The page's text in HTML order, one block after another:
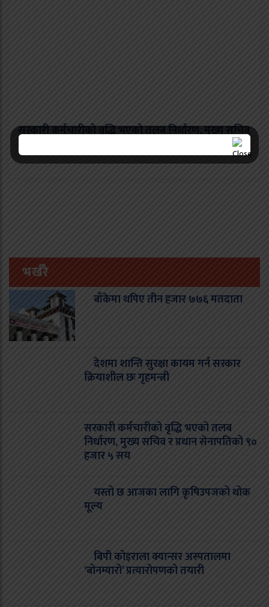
सरकारी कर्मचारीको वृद्धि भएको तलब निर्धारण, मुख्य सचिव
भर्खरै
बाँकेमा थपिए तीन हजार ७७६ मतदाता
देशमा शान्ति सुरक्षा कायम गर्न सरकार
क्रियाशील छः गृहमन्त्री
सरकारी कर्मचारीको वृद्धि भएको तलब
निर्धारण, मुख्य सचिव र प्रधान सेनापतिको ९०
हजार ५ सय
यस्तो छ आजका लागि कृषिउपजको थोक
मूल्य
बिपी कोइराला क्यान्सर अस्पतालमा
‘बोनम्यारो’ प्रत्यारोपणको तयारी